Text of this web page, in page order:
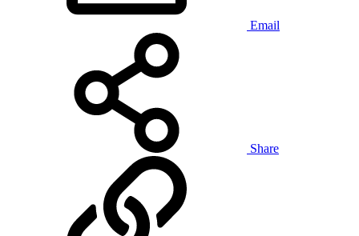
Email
Share